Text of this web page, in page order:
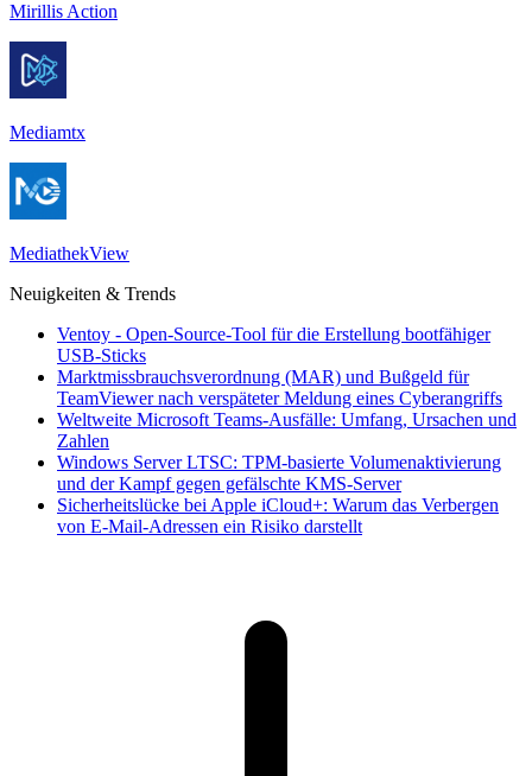
Mirillis Action
Mediamtx
MediathekView
Neuigkeiten & Trends
Ventoy - Open-Source-Tool für die Erstellung bootfähiger
USB-Sticks
Marktmissbrauchsverordnung (MAR) und Bußgeld für
TeamViewer nach verspäteter Meldung eines Cyberangriffs
Weltweite Microsoft Teams-Ausfälle: Umfang, Ursachen und
Zahlen
Windows Server LTSC: TPM-basierte Volumenaktivierung
und der Kampf gegen gefälschte KMS-Server
Sicherheitslücke bei Apple iCloud+: Warum das Verbergen
von E-Mail-Adressen ein Risiko darstellt